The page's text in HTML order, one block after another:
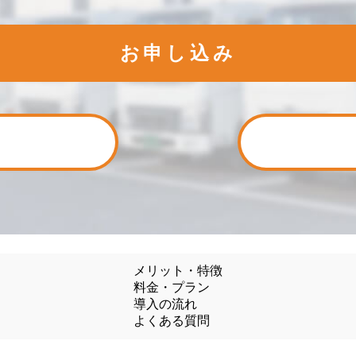
お申し込み
メリット・特徴
料金・プラン
導入の流れ
よくある質問